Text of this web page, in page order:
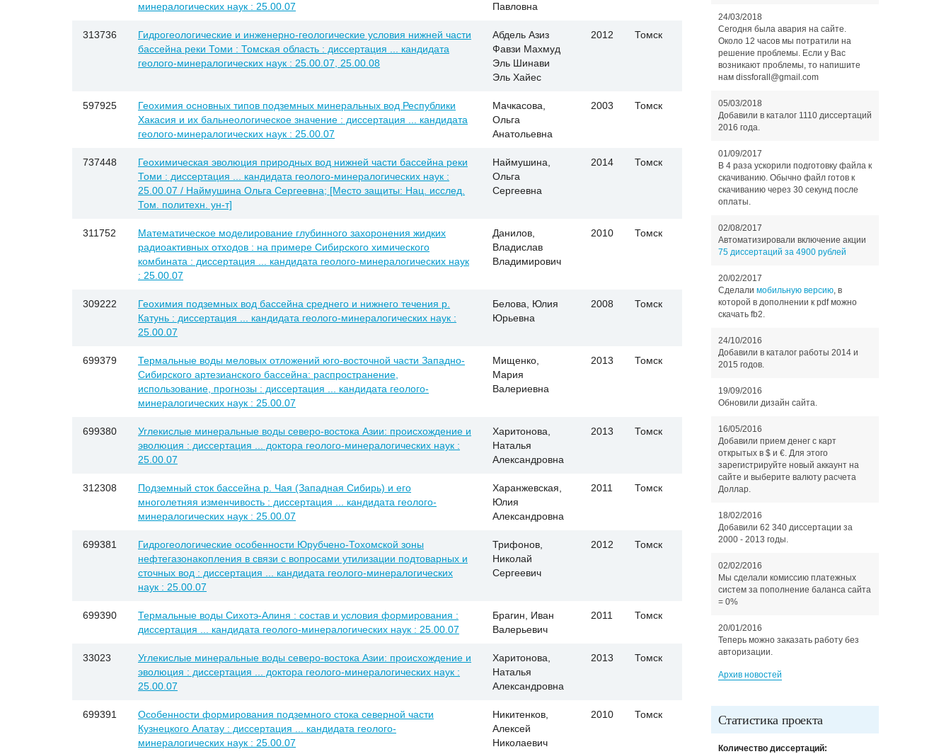
минералогических наук : 25.00.07
Павловна
313736
Гидрогеологические и инженерно-геологические условия нижней части
бассейна реки Томи : Томская область : диссертация ... кандидата
геолого-минералогических наук : 25.00.07, 25.00.08
Абдель Азиз
Фавзи Махмуд
Эль Шинави
Эль Хайес
2012 Томск
597925
Геохимия основных типов подземных минеральных вод Республики
Хакасия и их бальнеологическое значение : диссертация ... кандидата
геолого-минералогических наук : 25.00.07
Мачкасова,
Ольга
Анатольевна
2003 Томск
737448
Геохимическая эволюция природных вод нижней части бассейна реки
Томи : диссертация ... кандидата геолого-минералогических наук :
25.00.07 / Наймушина Ольга Сергеевна; [Место защиты: Нац. исслед.
Том. политехн. ун-т]
Наймушина,
Ольга
Сергеевна
2014 Томск
311752
Математическое моделирование глубинного захоронения жидких
радиоактивных отходов : на примере Сибирского химического
комбината : диссертация ... кандидата геолого-минералогических наук
: 25.00.07
Данилов,
Владислав
Владимирович
2010 Томск
309222
Геохимия подземных вод бассейна среднего и нижнего течения р.
Катунь : диссертация ... кандидата геолого-минералогических наук :
25.00.07
Белова, Юлия
Юрьевна
2008 Томск
699379
Термальные воды меловых отложений юго-восточной части Западно-
Сибирского артезианского бассейна: распространение,
использование, прогнозы : диссертация ... кандидата геолого-
минералогических наук : 25.00.07
Мищенко,
Мария
Валериевна
2013 Томск
699380
Углекислые минеральные воды северо-востока Азии: происхождение и
эволюция : диссертация ... доктора геолого-минералогических наук :
25.00.07
Харитонова,
Наталья
Александровна
2013 Томск
312308
Подземный сток бассейна р. Чая (Западная Сибирь) и его
многолетняя изменчивость : диссертация ... кандидата геолого-
минералогических наук : 25.00.07
Харанжевская,
Юлия
Александровна
2011 Томск
699381
Гидрогеологические особенности Юрубчено-Тохомской зоны
нефтегазонакопления в связи с вопросами утилизации подтоварных и
сточных вод : диссертация ... кандидата геолого-минералогических
наук : 25.00.07
Трифонов,
Николай
Сергеевич
2012 Томск
699390
Термальные воды Сихотэ-Алиня : состав и условия формирования :
диссертация ... кандидата геолого-минералогических наук : 25.00.07
Брагин, Иван
Валерьевич
2011 Томск
33023
Углекислые минеральные воды северо-востока Азии: происхождение и
эволюция : диссертация ... доктора геолого-минералогических наук :
25.00.07
Харитонова,
Наталья
Александровна
2013 Томск
699391
Особенности формирования подземного стока северной части
Кузнецкого Алатау : диссертация ... кандидата геолого-
минералогических наук : 25.00.07
Никитенков,
Алексей
Николаевич
2010 Томск
24/03/2018
Сегодня была авария на сайте.
Около 12 часов мы потратили на
решение проблемы. Если у Вас
возникают проблемы, то напишите
нам dissforall@gmail.com
05/03/2018
Добавили в каталог 1110 диссертаций
2016 года.
01/09/2017
В 4 раза ускорили подготовку файла к
скачиванию. Обычно файл готов к
скачиванию через 30 секунд после
оплаты.
02/08/2017
Автоматизировали включение акции
75 диссертаций за 4900 рублей
20/02/2017
Сделали мобильную версию, в
которой в дополнении к pdf можно
скачать fb2.
24/10/2016
Добавили в каталог работы 2014 и
2015 годов.
19/09/2016
Обновили дизайн сайта.
16/05/2016
Добавили прием денег с карт
открытых в $ и €. Для этого
зарегистрируйте новый аккаунт на
сайте и выберите валюту расчета
Доллар.
18/02/2016
Добавили 62 340 диссертации за
2000 - 2013 годы.
02/02/2016
Мы сделали комиссию платежных
систем за пополнение баланса сайта
= 0%
20/01/2016
Теперь можно заказать работу без
авторизации.
Архив новостей
Статистика проекта
Количество диссертаций: